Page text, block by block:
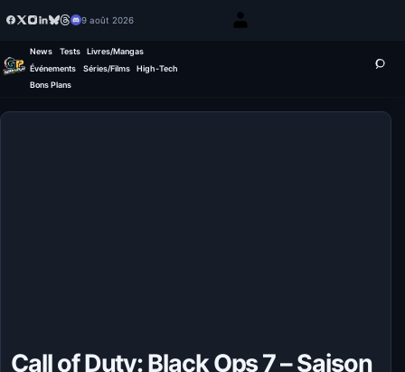
9 août 2026
News Tests
Livres/Mangas
Événements
Séries/Films
High-Tech
Bons Plans
Call of Duty: Black Ops 7 – Saison